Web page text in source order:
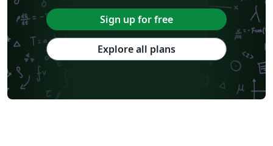
Sign up for free
Explore all plans